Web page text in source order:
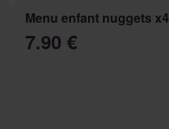
Menu enfant nuggets x4
7.90 €